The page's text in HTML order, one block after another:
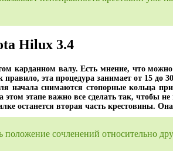
Hilux 3.4
карданном валу. Есть мнение, что
эта процедура занимает от 15 до
начала снимаются стопорные кольца
этапе важно все сделать так, чтобы не
останется вторая часть крестовины.
сочленений относительно